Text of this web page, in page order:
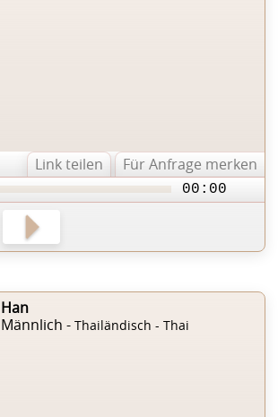
Link teilen Für Anfrage merken
00:00
Han
Männlich - Thailändisch - Thai